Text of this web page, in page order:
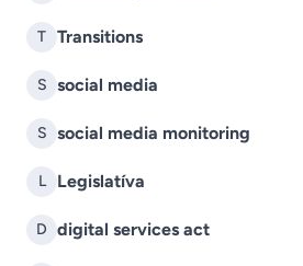
T Transitions
S social media
S social media monitoring
L Legislatíva
D digital services act